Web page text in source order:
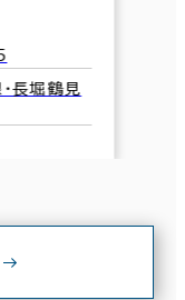
長堀鶴見